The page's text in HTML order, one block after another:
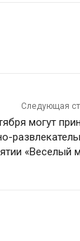
Следующая
могут
«Веселый